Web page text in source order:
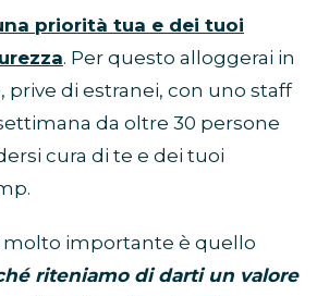
priorità tua e dei tuoi
. Per questo alloggerai in
di estranei, con uno staff
da oltre 30 persone
cura di te e dei tuoi
molto importante è quello
riteniamo di darti un valore